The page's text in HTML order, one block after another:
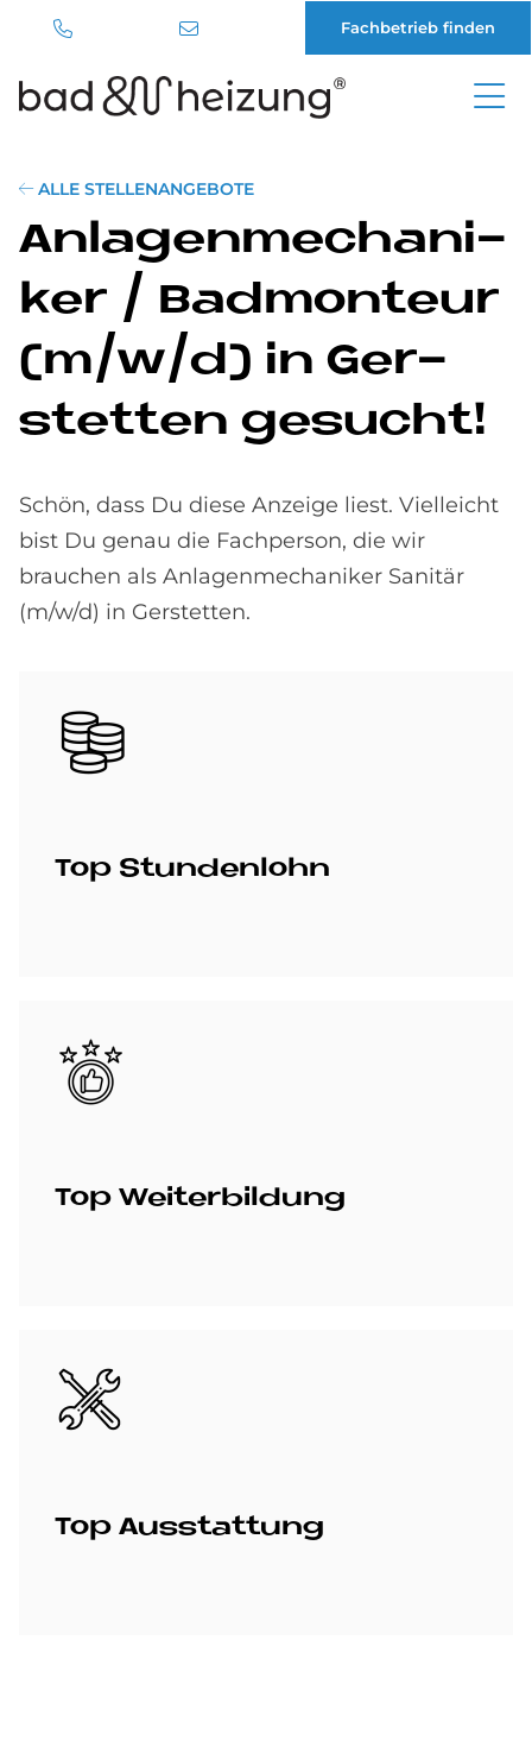
Inhalt
Fachbetrieb finden
ALLE STELLENANGEBOTE
An­la­gen­me­cha­ni­
ker / Bad­mon­teur
(m/w/d) in Ger­
stet­ten ge­su­cht!
Schön, dass Du diese Anzeige liest. Vielleicht
bist Du genau die Fachperson, die wir
brauchen als Anlagenmechaniker Sanitär
(m/w/d) in Gerstetten.
Bild
Top Stun­den­lohn
Bild
Top Wei­ter­bil­dung
Bild
Top Aus­stat­tung